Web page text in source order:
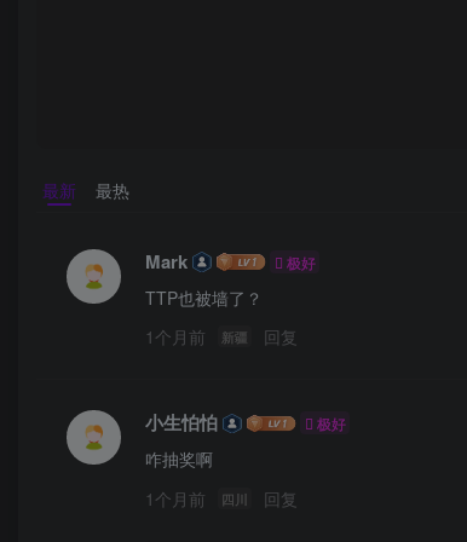
最新 最热
Mark 极好
TTP也被墙了？
1个月前
新疆 回复
小生怕怕 极好
咋抽奖啊
1个月前
四川 回复